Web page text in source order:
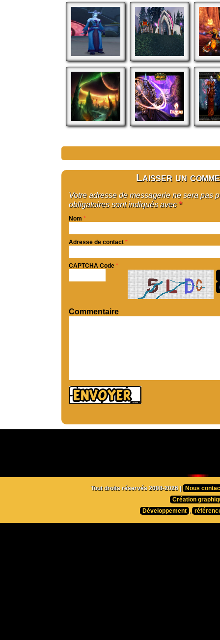
Laisser un
Votre adresse de messagerie ne sera pas
obligatoires sont indiqués avec *
Nom *
Adresse de contact *
CAPTCHA Code *
Commentaire
Tout droits réservés 2008-2026 |
Nous
Création
Développement ,